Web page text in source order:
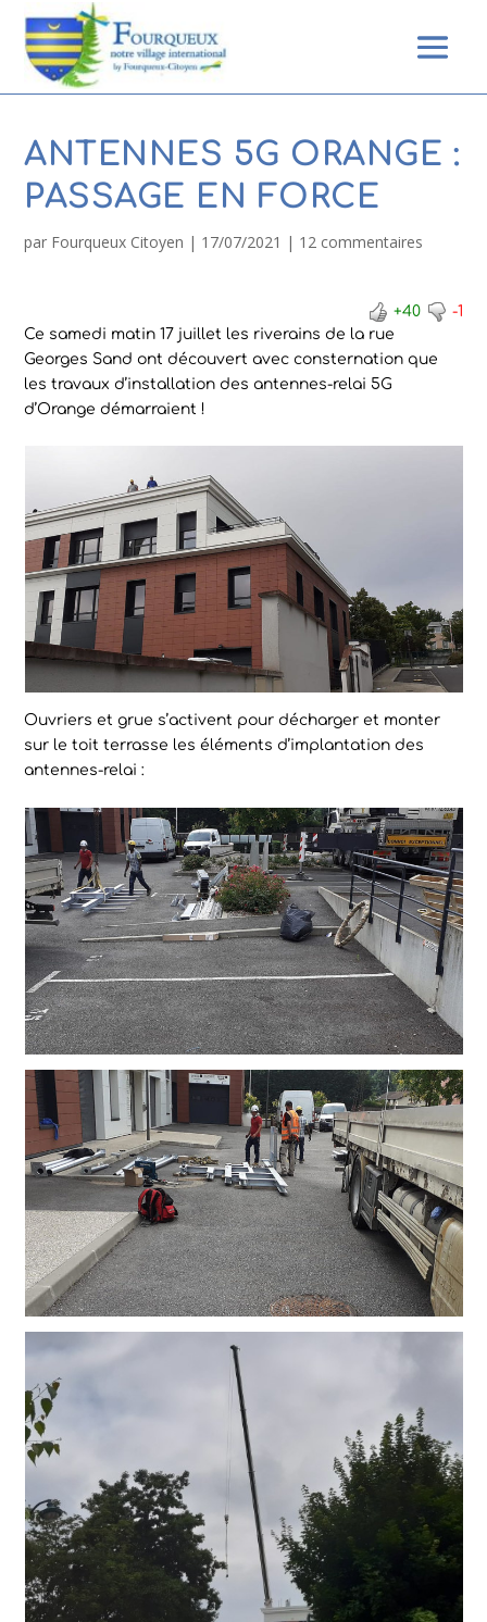
ANTENNES 5G ORANGE :
PASSAGE EN FORCE
par Fourqueux Citoyen | 17/07/2021 | 12 commentaires
+40
-1
Ce samedi matin 17 juillet les riverains de la rue
Georges Sand ont découvert avec consternation que
les travaux d’installation des antennes-relai 5G
d’Orange démarraient !
Ouvriers et grue s’activent pour décharger et monter
sur le toit terrasse les éléments d’implantation des
antennes-relai :